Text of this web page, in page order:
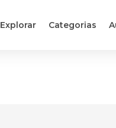
Explorar Categorias